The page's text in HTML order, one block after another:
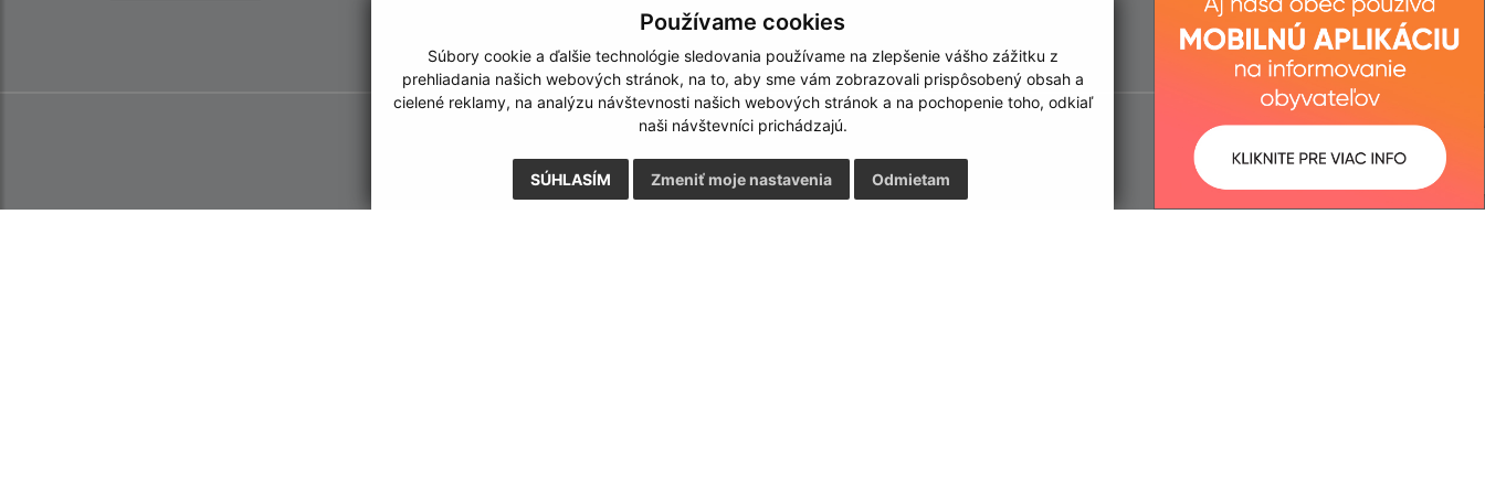
Používame cookies
Súbory cookie a ďalšie technológie sledovania používame na zlepšenie vášho zážitku z
prehliadania našich webových stránok, na to, aby sme vám zobrazovali prispôsobený obsah a
cielené reklamy, na analýzu návštevnosti našich webových stránok a na pochopenie toho, odkiaľ
naši návštevníci prichádzajú.
SÚHLASÍM Odmietam
Zmeniť moje nastavenia